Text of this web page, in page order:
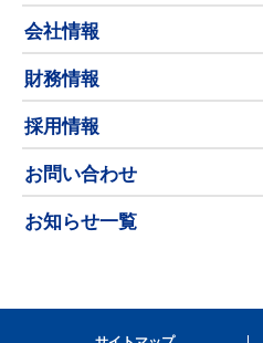
会社情報
財務情報
採用情報
お問い合わせ
お知らせ一覧